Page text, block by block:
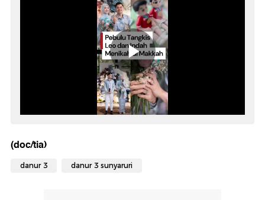
(doc/tia)
danur 3 danur 3 sunyaruri